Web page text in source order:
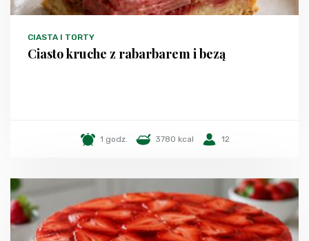
CIASTA I TORTY
Ciasto kruche z rabarbarem i bezą
1 godz. 3780 kcal 12